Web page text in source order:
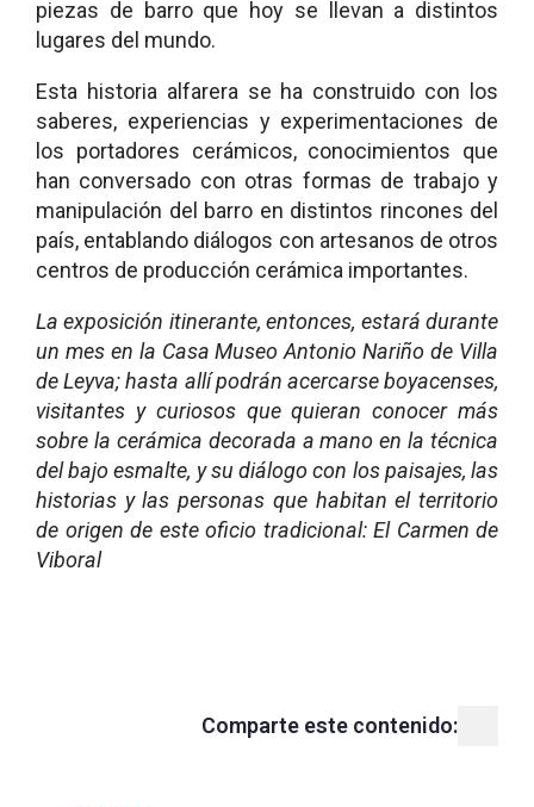
piezas de barro que hoy se llevan a distintos
lugares del mundo.
Esta historia alfarera se ha construido con los
saberes, experiencias y experimentaciones de
los portadores cerámicos, conocimientos que
han conversado con otras formas de trabajo y
manipulación del barro en distintos rincones del
país, entablando diálogos con artesanos de otros
centros de producción cerámica importantes.
La exposición itinerante, entonces, estará durante
un mes en la Casa Museo Antonio Nariño de Villa
de Leyva; hasta allí podrán acercarse boyacenses,
visitantes y curiosos que quieran conocer más
sobre la cerámica decorada a mano en la técnica
del bajo esmalte, y su diálogo con los paisajes, las
historias y las personas que habitan el territorio
de origen de este oficio tradicional: El Carmen de
Viboral
Comparte este contenido: